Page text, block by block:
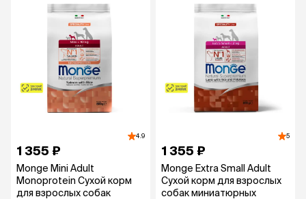
4.9
1 355 ₽
Monge Mini Adult
Monoprotein Сухой корм
для взрослых собак
5
1 355 ₽
Monge Extra Small Adult
Сухой корм для взрослых
собак миниатюрных